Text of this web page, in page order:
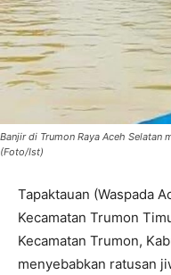
Banjir di Trumon Raya Aceh Selatan
(Foto/Ist)
Tapaktauan (Waspada
Kecamatan Trumon
Kecamatan Trumon,
menyebabkan ratusan